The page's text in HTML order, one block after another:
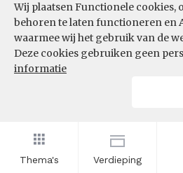
Thema's Verdieping
Wij plaatsen Functionele cookies,
behoren te laten functioneren en
waarmee wij het gebruik van de
Deze cookies gebruiken geen
informatie
Bron:
AANDEEL NEETS